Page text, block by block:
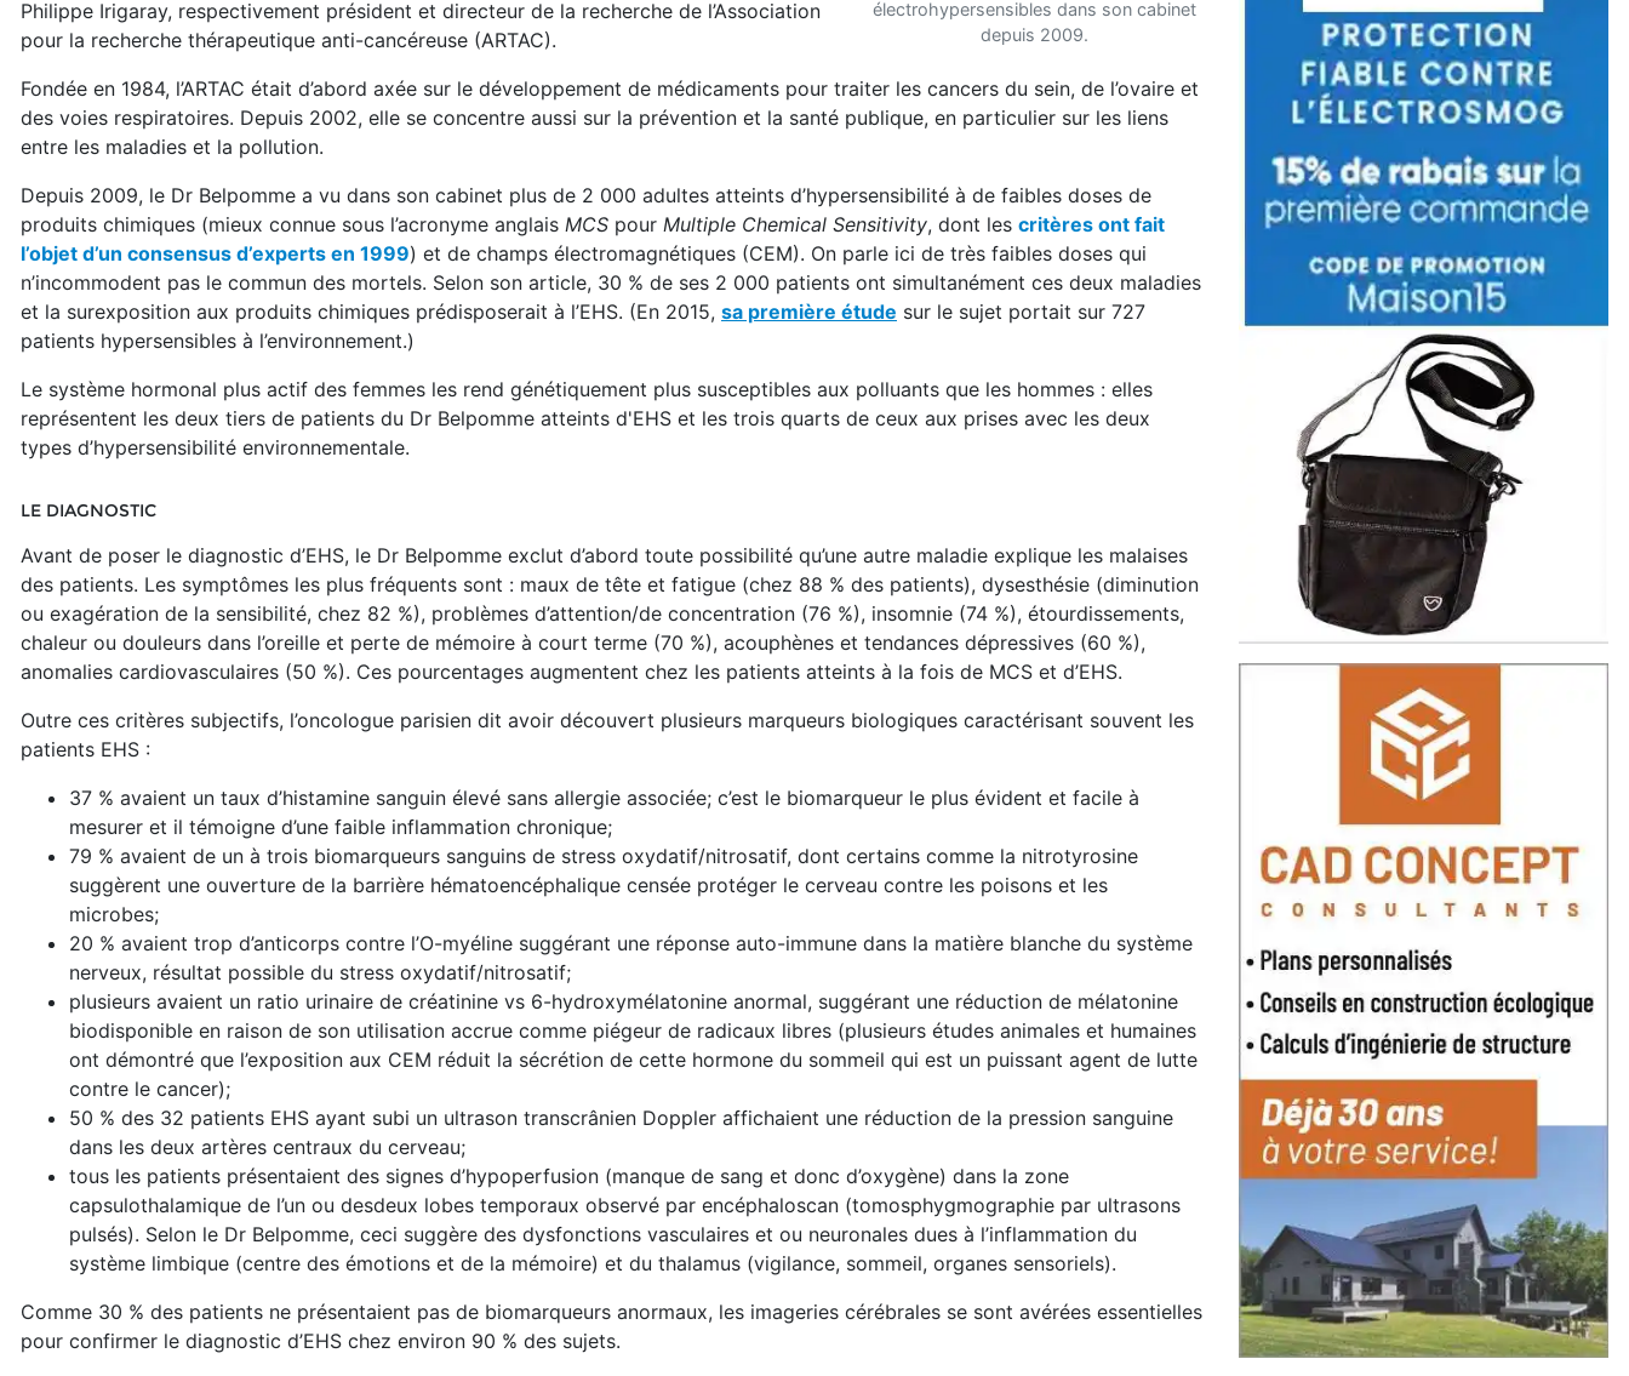
électrohypersensibles dans son cabinet
depuis 2009.
Philippe Irigaray, respectivement président et directeur de la recherche de l’Association
pour la recherche thérapeutique anti-cancéreuse (ARTAC).
Fondée en 1984, l’ARTAC était d’abord axée sur le développement de médicaments pour traiter les cancers du sein, de l’ovaire et
des voies respiratoires. Depuis 2002, elle se concentre aussi sur la prévention et la santé publique, en particulier sur les liens
entre les maladies et la pollution.
Depuis 2009, le Dr Belpomme a vu dans son cabinet plus de 2 000 adultes atteints d’hypersensibilité à de faibles doses de
produits chimiques (mieux connue sous l’acronyme anglais MCS pour Multiple Chemical Sensitivity, dont les critères ont fait
l’objet d’un consensus d’experts en 1999) et de champs électromagnétiques (CEM). On parle ici de très faibles doses qui
n’incommodent pas le commun des mortels. Selon son article, 30 % de ses 2 000 patients ont simultanément ces deux maladies
et la surexposition aux produits chimiques prédisposerait à l’EHS. (En 2015, sa première étude sur le sujet portait sur 727
patients hypersensibles à l’environnement.)
Le système hormonal plus actif des femmes les rend génétiquement plus susceptibles aux polluants que les hommes : elles
représentent les deux tiers de patients du Dr Belpomme atteints d'EHS et les trois quarts de ceux aux prises avec les deux
types d’hypersensibilité environnementale.
LE DIAGNOSTIC
Avant de poser le diagnostic d’EHS, le Dr Belpomme exclut d’abord toute possibilité qu’une autre maladie explique les malaises
des patients. Les symptômes les plus fréquents sont : maux de tête et fatigue (chez 88 % des patients), dysesthésie (diminution
ou exagération de la sensibilité, chez 82 %), problèmes d’attention/de concentration (76 %), insomnie (74 %), étourdissements,
chaleur ou douleurs dans l’oreille et perte de mémoire à court terme (70 %), acouphènes et tendances dépressives (60 %),
anomalies cardiovasculaires (50 %). Ces pourcentages augmentent chez les patients atteints à la fois de MCS et d’EHS.
Outre ces critères subjectifs, l’oncologue parisien dit avoir découvert plusieurs marqueurs biologiques caractérisant souvent les
patients EHS :
37 % avaient un taux d’histamine sanguin élevé sans allergie associée; c’est le biomarqueur le plus évident et facile à
mesurer et il témoigne d’une faible inflammation chronique;
79 % avaient de un à trois biomarqueurs sanguins de stress oxydatif/nitrosatif, dont certains comme la nitrotyrosine
suggèrent une ouverture de la barrière hématoencéphalique censée protéger le cerveau contre les poisons et les
microbes;
20 % avaient trop d’anticorps contre l’O-myéline suggérant une réponse auto-immune dans la matière blanche du système
nerveux, résultat possible du stress oxydatif/nitrosatif;
plusieurs avaient un ratio urinaire de créatinine vs 6-hydroxymélatonine anormal, suggérant une réduction de mélatonine
biodisponible en raison de son utilisation accrue comme piégeur de radicaux libres (plusieurs études animales et humaines
ont démontré que l’exposition aux CEM réduit la sécrétion de cette hormone du sommeil qui est un puissant agent de lutte
contre le cancer);
50 % des 32 patients EHS ayant subi un ultrason transcrânien Doppler affichaient une réduction de la pression sanguine
dans les deux artères centraux du cerveau;
tous les patients présentaient des signes d’hypoperfusion (manque de sang et donc d’oxygène) dans la zone
capsulothalamique de l’un ou desdeux lobes temporaux observé par encéphaloscan (tomosphygmographie par ultrasons
pulsés). Selon le Dr Belpomme, ceci suggère des dysfonctions vasculaires et ou neuronales dues à l’inflammation du
système limbique (centre des émotions et de la mémoire) et du thalamus (vigilance, sommeil, organes sensoriels).
Comme 30 % des patients ne présentaient pas de biomarqueurs anormaux, les imageries cérébrales se sont avérées essentielles
pour confirmer le diagnostic d’EHS chez environ 90 % des sujets.